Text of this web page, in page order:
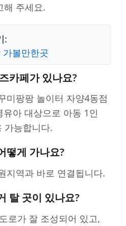
해 주세요.
:
볼만한곳
카페가 있나요?
미팡팡 놀이터 자양4동점
아 대상으로 아동 1인
가능합니다.
떻게 가나요?
지역과 바로 연결됩니다.
탈 곳이 있나요?
로가 잘 조성되어 있고,